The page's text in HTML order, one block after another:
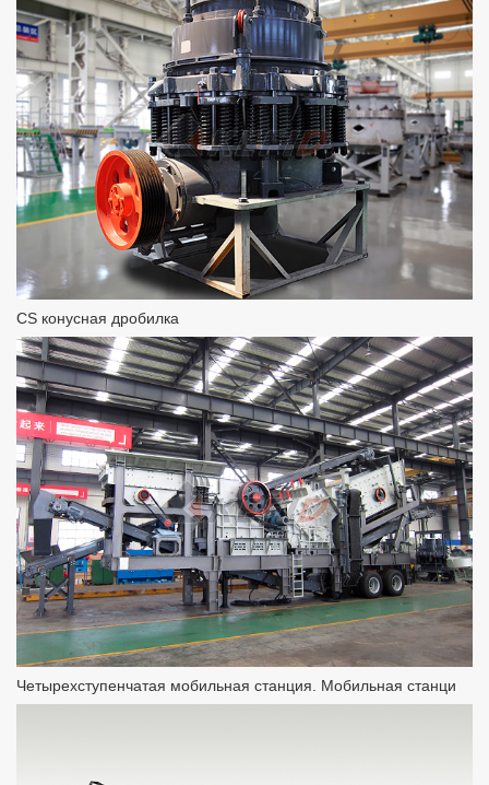
CS конусная дробилка
Четырехступенчатая мобильная станция. Мобильная станци